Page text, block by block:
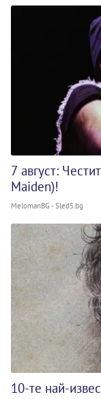
7 август:
Maiden)!
MelomanBG - Sled5.bg
10-те най-